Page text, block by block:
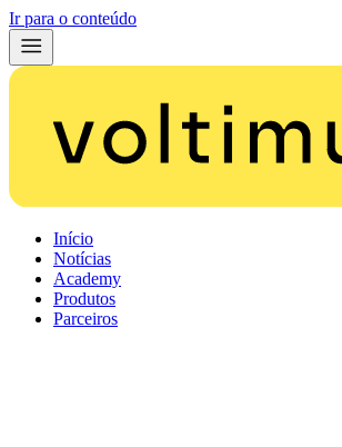
Ir para o conteúdo
Início
Notícias
Academy
Produtos
Parceiros